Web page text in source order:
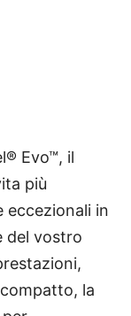
Evo™, il
più
eccezionali in
del vostro
la